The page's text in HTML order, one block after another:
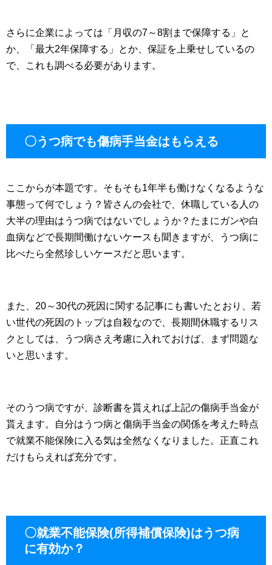
さらに企業によっては「月収の7～8割まで保障する」と
か、「最大2年保障する」とか、保証を上乗せしているの
で、これも調べる必要があります。
〇うつ病でも傷病手当金はもらえる
ここからが本題です。そもそも1年半も働けなくなるような
事態って何でしょう？皆さんの会社で、休職している人の
大半の理由はうつ病ではないでしょうか？たまにガンや白
血病などで長期間働けないケースも聞きますが、うつ病に
比べたら全然珍しいケースだと思います。
また、20～30代の死因に関する記事にも書いたとおり、若
い世代の死因のトップは自殺なので、長期間休職するリス
クとしては、うつ病さえ考慮に入れておけば、まず問題な
いと思います。
そのうつ病ですが、診断書を貰えれば上記の傷病手当金が
貰えます。自分はうつ病と傷病手当金の関係を考えた時点
で就業不能保険に入る気は全然なくなりました。正直これ
だけもらえれば充分です。
〇就業不能保険(所得補償保険)はうつ病
に有効か？